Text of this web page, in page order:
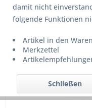
Filtern
2
damit nicht
folgende Funktionen
Artikel in den
Merkzettel
Schließen